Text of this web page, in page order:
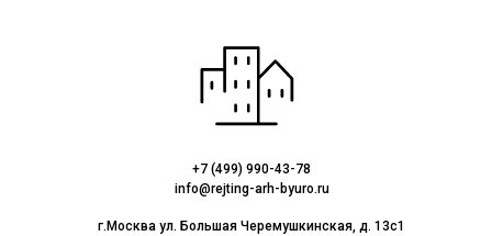
+7 (499) 990-43-78
info@rejting-arh-byuro.ru
г.Москва ул. Большая Черемушкинская, д. 13с1